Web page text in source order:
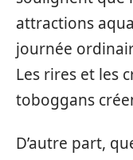
attractions
journée
Les rires et les
toboggans
D’autre part,